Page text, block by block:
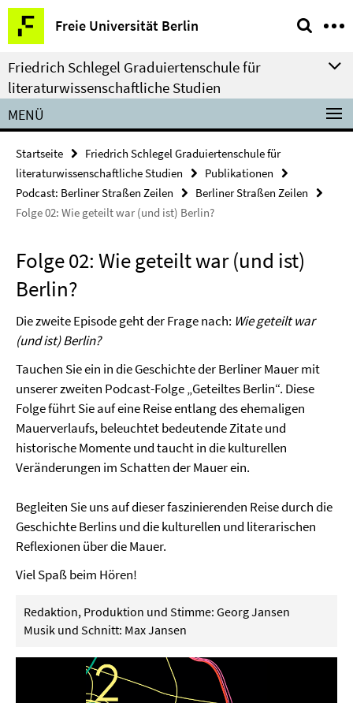
Springe
direkt
zu
Inhalt
Freie Universität Berlin
Service-
Navigation
Friedrich Schlegel Graduiertenschule für
literaturwissenschaftliche Studien
MENÜ
Startseite
Friedrich Schlegel Graduiertenschule für
literaturwissenschaftliche Studien
Publikationen
Podcast: Berliner Straßen Zeilen
Berliner Straßen Zeilen
Folge 02: Wie geteilt war (und ist) Berlin?
Folge 02: Wie geteilt war (und ist)
Berlin?
Die zweite Episode geht der Frage nach: Wie geteilt war
(und ist) Berlin?
Tauchen Sie ein in die Geschichte der Berliner Mauer mit
unserer zweiten Podcast-Folge „Geteiltes Berlin“. Diese
Folge führt Sie auf eine Reise entlang des ehemaligen
Mauerverlaufs, beleuchtet bedeutende Zitate und
historische Momente und taucht in die kulturellen
Veränderungen im Schatten der Mauer ein.
Begleiten Sie uns auf dieser faszinierenden Reise durch die
Geschichte Berlins und die kulturellen und literarischen
Reflexionen über die Mauer.
Viel Spaß beim Hören!
Redaktion, Produktion und Stimme: Georg Jansen
Musik und Schnitt: Max Jansen